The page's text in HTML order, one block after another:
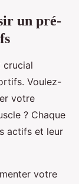
un pré-
crucial
Voulez-
votre
? Chaque
actifs et leur
votre